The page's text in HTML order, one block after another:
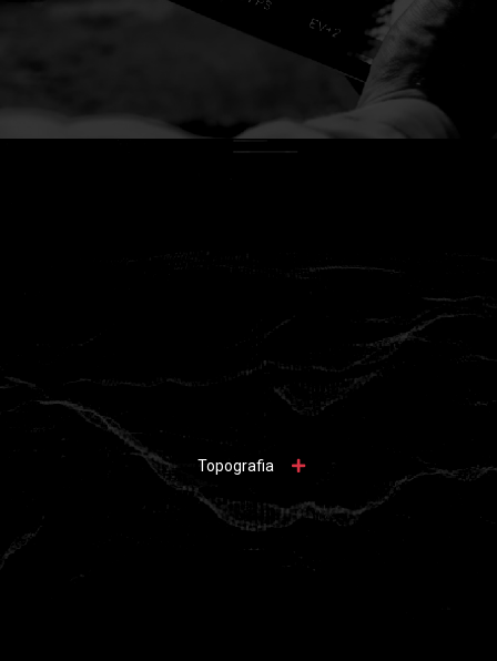
Topografia